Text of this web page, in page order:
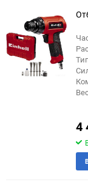
еще 1 фото
4